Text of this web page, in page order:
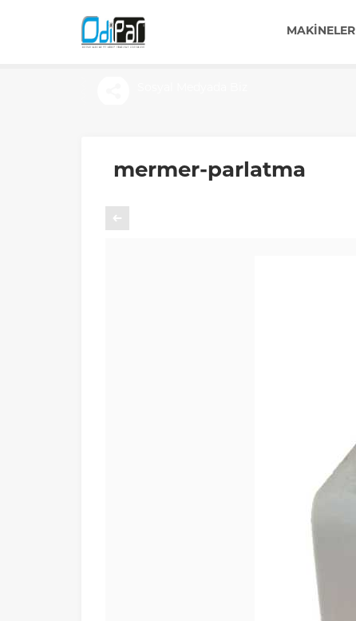
MAKINELER
mermer-parlatma